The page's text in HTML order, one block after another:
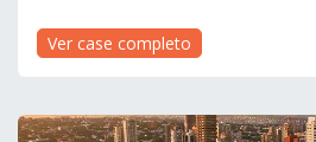
Ver case completo